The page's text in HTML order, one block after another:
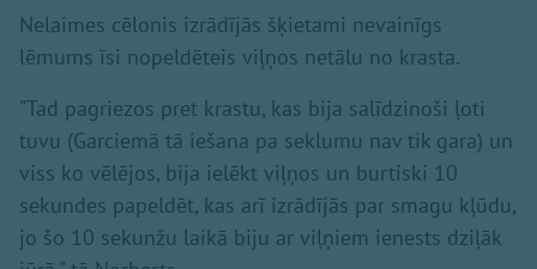
Nelaimes cēlonis izrādījās šķietami nevainīgs
lēmums īsi nopeldēteis viļņos netālu no krasta.
"Tad pagriezos pret krastu, kas bija salīdzinoši ļoti
tuvu (Garciemā tā iešana pa seklumu nav tik gara) un
viss ko vēlējos, bija ielēkt viļņos un burtiski 10
sekundes papeldēt, kas arī izrādījās par smagu kļūdu,
jo šo 10 sekunžu laikā biju ar viļņiem ienests dziļāk